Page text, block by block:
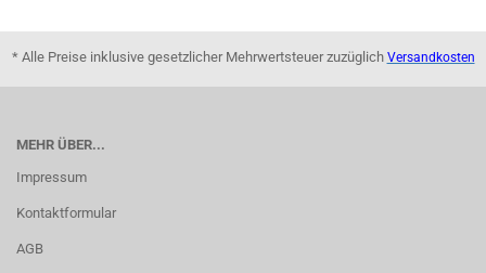
* Alle Preise inklusive gesetzlicher Mehrwertsteuer zuzüglich Versandkosten
MEHR ÜBER...
Impressum
Kontaktformular
AGB